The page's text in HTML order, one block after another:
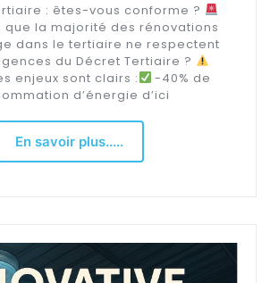
: êtes-vous conforme ?
que la majorité des rénovations
dans le tertiaire ne respectent
du Décret Tertiaire ?
enjeux sont clairs :
-40% de
d’énergie d’ici
En savoir plus.....